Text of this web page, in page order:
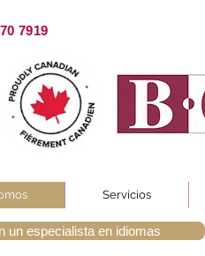
7919
Servicios
un especialista en idiomas